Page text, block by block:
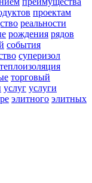
проектам
реальности
рождения рядов
события
суперизол
теплоизоляция
торговый
услуг услуги
элитного элитных